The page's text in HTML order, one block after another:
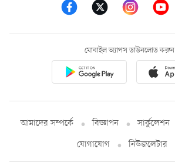
মোবাইল অ্যাপস ডাউনলোড করুন
আমাদের সম্পর্কে বিজ্ঞাপন সার্কুলেশন
যোগাযোগ
নিউজলেটার